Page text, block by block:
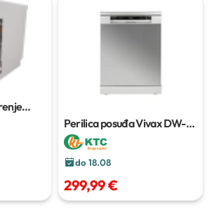
Perilica posuđa Vivax DW-
601262CL X
do 18.08
299,99 €